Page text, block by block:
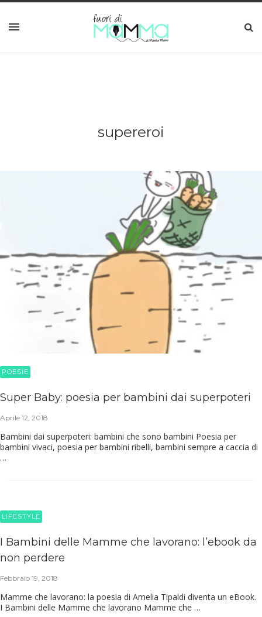
supereroi
POESIE
Super Baby: poesia per bambini dai superpoteri
Aprile 12, 2018
Bambini dai superpoteri: bambini che sono bambini Poesia per
bambini vivaci, poesia per bambini ribelli, bambini sempre a caccia di
…
LIFESTYLE
I Bambini delle Mamme che lavorano: l’ebook da
non perdere
Febbraio 19, 2018
Mamme che lavorano: la poesia di Amelia Tipaldi diventa un eBook.
I Bambini delle Mamme che lavorano Mamme che …